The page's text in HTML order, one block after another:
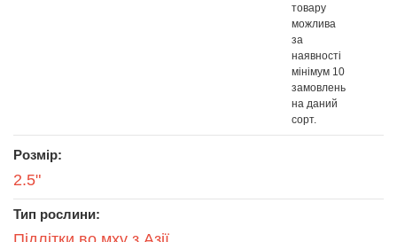
товару
можлива
за
наявності
мінімум 10
замовлень
на даний
сорт.
Розмір:
2.5"
Тип рослини: